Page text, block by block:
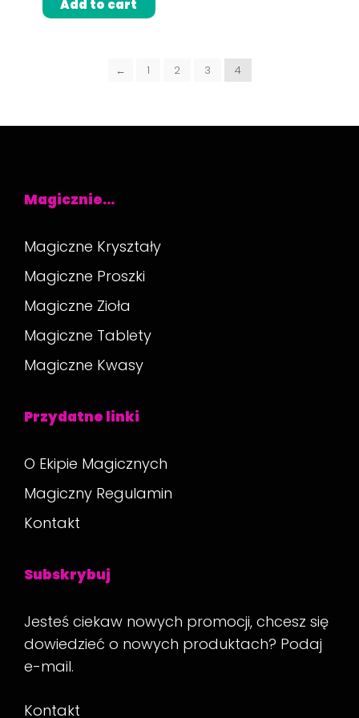
Add to cart
← 1 2 3 4
Magicznie…
Magiczne Kryształy
Magiczne Proszki
Magiczne Zioła
Magiczne Tablety
Magiczne Kwasy
Przydatne linki
O Ekipie Magicznych
Magiczny Regulamin
Kontakt
Subskrybuj
Jesteś ciekaw nowych promocji, chcesz się
dowiedzieć o nowych produktach? Podaj
e-mail.
Kontakt